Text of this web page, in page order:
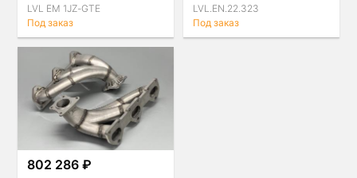
LVL EM 1JZ-GTE
Под заказ
LVL.EN.22.323
Под заказ
802 286 ₽